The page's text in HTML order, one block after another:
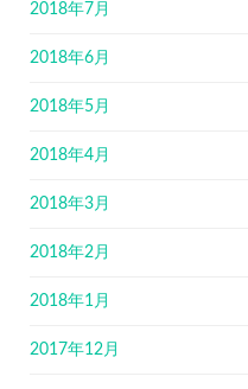
2018年7月
2018年6月
2018年5月
2018年4月
2018年3月
2018年2月
2018年1月
2017年12月